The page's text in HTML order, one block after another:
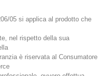
05 si applica al prodotto che
nel rispetto della sua
è riservata al Consumatore